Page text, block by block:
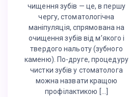
чищення зубів — це, в першу
чергу, стоматологічна
маніпуляція, спрямована на
очищення зубів від м’якого і
твердого нальоту (зубного
каменю). По-друге, процедуру
чистки зубів у стоматолога
можна назвати кращою
профілактикою […]